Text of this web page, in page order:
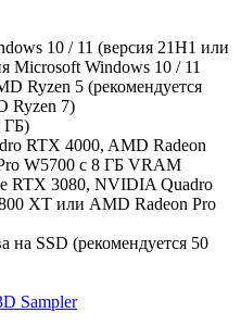
10 / 11 (версия 21H1 или
Microsoft Windows 10 / 11
Ryzen 5 (рекомендуется
Ryzen 7)
ГБ)
RTX 4000, AMD Radeon
W5700 с 8 ГБ VRAM
RTX 3080, NVIDIA Quadro
XT или AMD Radeon Pro
на SSD (рекомендуется 50
Sampler